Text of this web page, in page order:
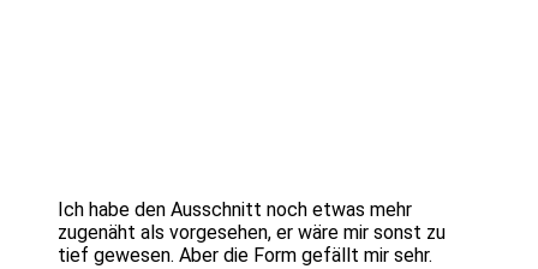
Ich habe den Ausschnitt noch etwas mehr
zugenäht als vorgesehen, er wäre mir sonst zu
tief gewesen. Aber die Form gefällt mir sehr.